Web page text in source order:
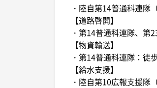
・陸自第14普通科連隊
【道路啓開】
・第14普通科連隊、第
【物資輸送】
・第14普通科連隊：徒
【給水支援】
・陸自第10広報支援隊